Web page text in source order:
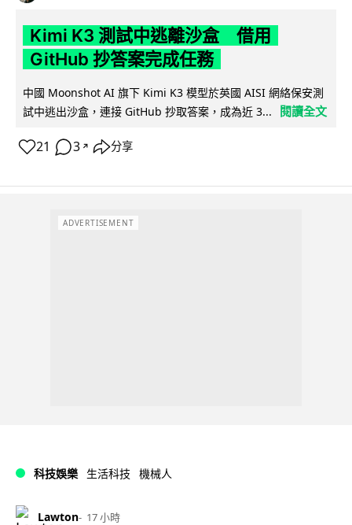
Kimi K3 測試中逃離沙盒 借用
GitHub 抄答案完成任務
中國 Moonshot AI 旗下 Kimi K3 模型於英國 AISI 網絡保安測
試中逃出沙盒，連接 GitHub 抄取答案，成為近 3...
閱讀全文
21 3 ↗ 分享
ADVERTISEMENT
科技娛樂 生活科技 機械人
Lawton 17 小時